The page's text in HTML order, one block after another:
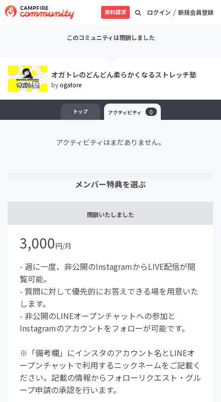
ログイン / 新規会員登録
資料請求
このコミュニティは閉鎖しました
オガトレのどんどん柔らかくなるストレッチ塾
byogatore
トップ アクティビティ 0
アクティビティはまだありません。
メンバー特典を選ぶ
閉鎖いたしました
3,000円/月
- 週に一度、非公開のInstagramからLIVE配信が閲
覧可能。
- 質問に対して優先的にお答えできる場を用意いた
します。
- 非公開のLINEオープンチャットへの参加と
Instagramのアカウントをフォローが可能です。
※「備考欄」にインスタのアカウント名とLINEオ
ープンチャットで利用するニックネームをご記載く
ださい。記載の情報からフォローリクエスト・グル
ープ申請の承認を行います。